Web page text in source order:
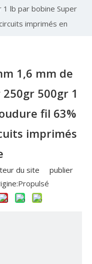
lb par bobine Super
imprimés en
1,6 mm de
500gr 1
fil 63%
imprimés
du site publier
Propulsé